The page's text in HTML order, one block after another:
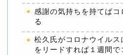
感謝の気持ちを持てばコ
る
松久氏がコロナウイルス
をリードすれば１週間